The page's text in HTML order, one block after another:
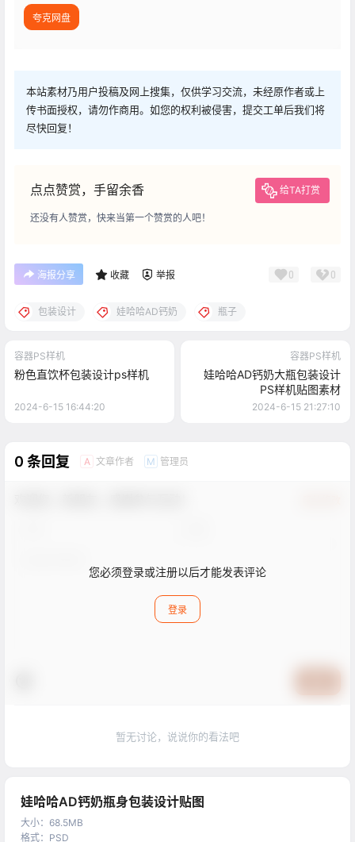
夸克网盘
本站素材乃用户投稿及网上搜集，仅供学习交流，未经原作者或上
传书面授权，请勿作商用。如您的权利被侵害，提交工单后我们将
尽快回复！
点点赞赏，手留余香 给TA打赏
还没有人赞赏，快来当第一个赞赏的人吧！
海报分享 收藏 举报 0 0
包装设计 娃哈哈AD钙奶 瓶子
容器PS样机
粉色直饮杯包装设计ps样机
2024-6-15 16:44:20
容器PS样机
娃哈哈AD钙奶大瓶包装设计
PS样机贴图素材
2024-6-15 21:27:10
0 条回复 A 文章作者 M 管理员
您必须登录或注册以后才能发表评论
登录
暂无讨论，说说你的看法吧
娃哈哈AD钙奶瓶身包装设计贴图
大小： 68.5MB
格式： PSD